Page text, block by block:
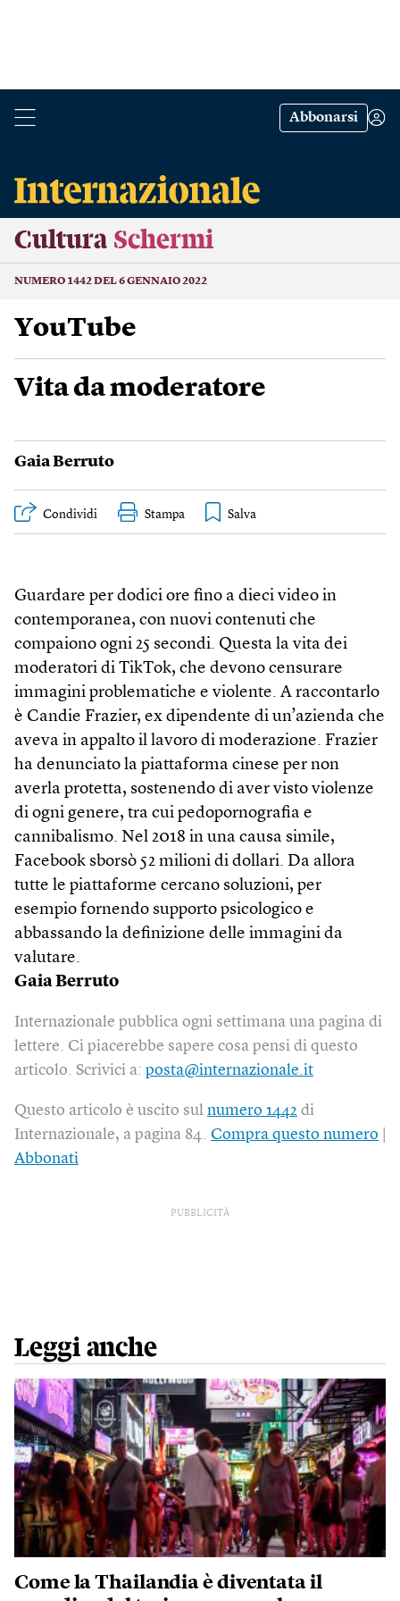
Abbonarsi
Cultura Schermi
NUMERO 1442 DEL 6 GENNAIO 2022
YouTube
Vita da moderatore
Gaia Berruto
Condividi Stampa
Guardare per dodici ore fino a dieci video in
contemporanea, con nuovi contenuti che
compaiono ogni 25 secondi. Questa la vita dei
moderatori di TikTok, che devono censurare
immagini problematiche e violente. A raccontarlo
è Candie Frazier, ex dipendente di un’azienda che
aveva in appalto il lavoro di moderazione. Frazier
ha denunciato la piattaforma cinese per non
averla protetta, sostenendo di aver visto violenze
di ogni genere, tra cui pedopornografia e
cannibalismo. Nel 2018 in una causa simile,
Facebook sborsò 52 milioni di dollari. Da allora
tutte le piattaforme cercano soluzioni, per
esempio fornendo supporto psicologico e
abbassando la definizione delle immagini da
valutare.
Gaia Berruto
Internazionale pubblica ogni settimana una pagina di
lettere. Ci piacerebbe sapere cosa pensi di questo
articolo. Scrivici a: posta@internazionale.it
Questo articolo è uscito sul numero 1442 di
Internazionale, a pagina 84. Compra questo numero
Abbonati
PUBBLICITÀ
Leggi anche
Come la Thailandia è diventata il